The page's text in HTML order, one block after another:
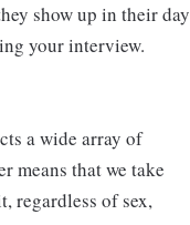
show up in their day
your interview.
a wide array of
means that we take
regardless of sex,